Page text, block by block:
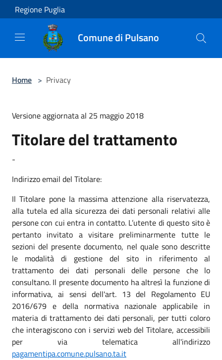
Salta al contenuto principale
Regione Puglia
Comune di Pulsano
Home > Privacy
Versione aggiornata al 25 maggio 2018
Titolare del trattamento
-
Indirizzo email del Titolare:
Il Titolare pone la massima attenzione alla riservatezza,
alla tutela ed alla sicurezza dei dati personali relativi alle
persone con cui entra in contatto. L’utente di questo sito è
pertanto invitato a visitare preliminarmente tutte le
sezioni del presente documento, nel quale sono descritte
le modalità di gestione del sito in riferimento al
trattamento dei dati personali delle persone che lo
consultano. Il presente documento ha altresì la funzione di
informativa, ai sensi dell'art. 13 del Regolamento EU
2016/679 e della normativa nazionale applicabile in
materia di trattamento dei dati personali, per tutti coloro
che interagiscono con i servizi web del Titolare, accessibili
per via telematica all'indirizzo
pagamentipa.comune.pulsano.ta.it